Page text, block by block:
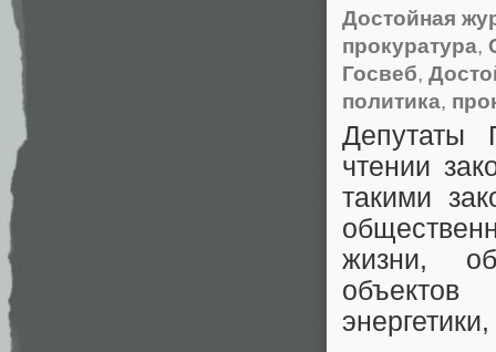
Достойная
прокуратура,
Госвеб,
политика,
Депутаты
чтении
такими
жизни,
объектов
энергетики,